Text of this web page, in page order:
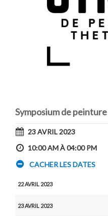
Symposium de
23 AVRIL 2023
10:00 AM À 04:00 PM
CACHER LES DATES
22 AVRIL 2023
23 AVRIL 2023